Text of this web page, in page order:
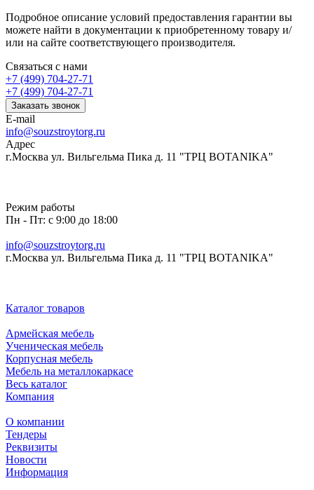
Подробное описание условий предоставления гарантии вы
можете найти в документации к приобретенному товару и/
или на сайте соответствующего производителя.
Связаться с нами
+7 (499) 704-27-71
+7 (499) 704-27-71
Заказать звонок
E-mail
info@souzstroytorg.ru
Адрес
г.Москва ул. Вильгельма Пика д. 11 "ТРЦ BOTANIKA"
Режим работы
Пн - Пт: с 9:00 до 18:00
info@souzstroytorg.ru
г.Москва ул. Вильгельма Пика д. 11 "ТРЦ BOTANIKA"
Каталог товаров
Армейская мебель
Ученическая мебель
Корпусная мебель
Мебель на металлокаркасе
Весь каталог
Компания
О компании
Тендеры
Реквизиты
Новости
Информация